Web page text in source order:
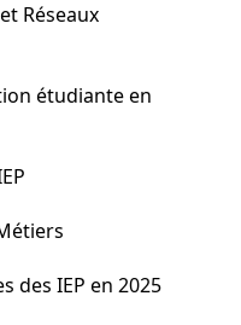
Réseaux
étudiante en
des IEP en 2025